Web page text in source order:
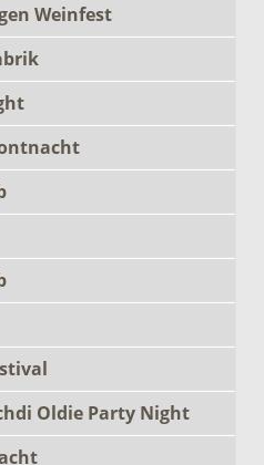
Weinfest
Oldie Party Night